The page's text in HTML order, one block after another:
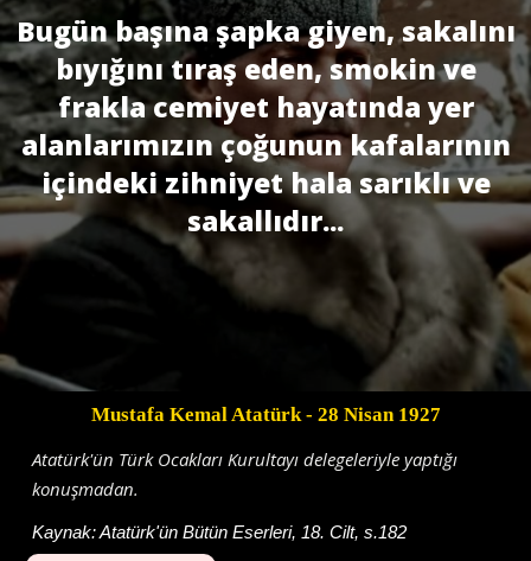
Bugün başına şapka giyen, sakalını
bıyığını tıraş eden, smokin ve
frakla cemiyet hayatında yer
alanlarımızın çoğunun kafalarının
içindeki zihniyet hala sarıklı ve
sakallıdır...
Mustafa Kemal Atatürk- 28 Nisan 1927
Atatürk'ün Türk Ocakları Kurultayı delegeleriyle yaptığı
konuşmadan.
Kaynak:Atatürk'ün Bütün Eserleri, 18. Cilt, s.182